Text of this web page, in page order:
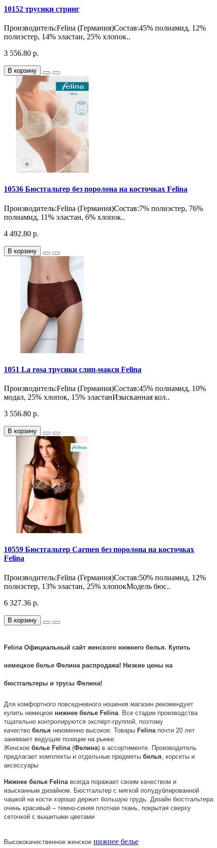
10152 трусики стринг
Производитель:Felina (Германия)Состав:45% полиамид, 12%
полиэстер, 14% эластан, 25% хлопок..
3 556.80 р.
В корзину
10536 Бюстгальтер без поролона на косточках Felina
Производитель:Felina (Германия)Состав:7% полиэстер, 76%
полиамид, 11% эластан, 6% хлопок..
4 492.80 р.
В корзину
1051 La rosa трусики слип-макси Felina
Производитель:Felina (Германия)Состав:45% полиамид, 10%
модал, 25% хлопок, 15% эластанИзысканная кол..
3 556.80 р.
В корзину
10559 Бюстгальтер Carmen без поролона на косточках
Felina
Производитель:Felina (Германия)Состав:50% полиамид, 12%
полиэстер, 13% эластан, 25% хлопокМодель бюс..
6 327.36 р.
В корзину
Felina Официальный сайт женского нижнего белья. Купить
немецкое белье Фелина распродажа! Низкие цены на
бюстгальтеры и трусы Фелина!
Для комфортного повседневного ношения магазин рекомендует
купить немецкое нижнее белье Felina. Все стадии производства
тщательно контролируются эксперт-группой, поэтому
качество белья неизменно высокое. Товары Felinaпочти 20 лет
занимают ведущие позиции на рынке.
Женское белье Felina(Фелина) в ассортименте. Производитель
предлагает комплекты и отдельные предметы белья, корсеты и
аксессуары
Нижнее белье Felinaвсегда поражает своим качеством и
изысканным дизайном. Бюстгальтер с мягкой полудублированной
чашкой на кости хорошо держит большую грудь. Дизайн бюстгальтера
очень красивый – темно-синяя плотная ткань, покрытая сверху
сеточкой с вышитыми цветами
Высококачественное женское нижнее белье